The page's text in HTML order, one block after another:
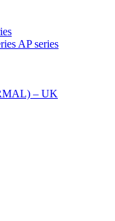
AP series
– UK